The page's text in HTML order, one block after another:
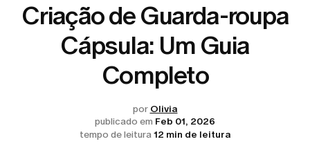
Criação de Guarda-roupa
Cápsula: Um Guia
Completo
por Olivia
publicado em Feb 01, 2026
tempo de leitura 12 min de leitura